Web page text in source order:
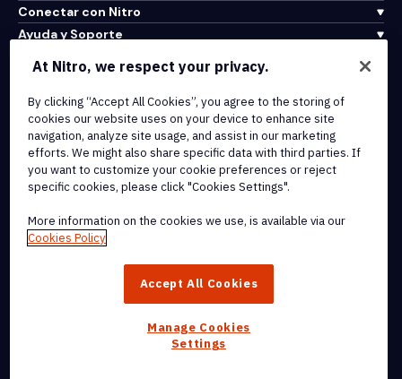
Conectar con Nitro
Ayuda y Soporte
Terms of Service
Cookie Policy
Copyright Policy
All Terms & Policies
trademarks, of Nitro Software, Inc. or its affiliates in the United
At Nitro, we respect your privacy.
By clicking “Accept All Cookies”, you agree to the storing of
cookies our website uses on your device to enhance site
navigation, analyze site usage, and assist in our marketing
efforts. We might also share specific data with third parties. If
you want to customize your cookie preferences or reject
specific cookies, please click "Cookies Settings".
More information on the cookies we use, is available via our
Cookies Policy
Accept All Cookies
Manage Cookies
Settings